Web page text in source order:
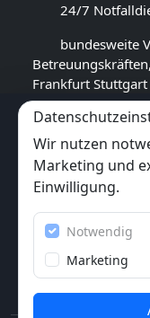
24/7
bundesweite
Frankfurt
GOOGLE
( 14
6x
(6
Wir nutzen
Marketing und
Einwilligung.
Notwendig
Marketing